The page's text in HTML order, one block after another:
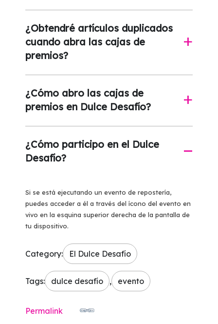
a
¿Obtendré artículos duplicados
cuando abra las cajas de
premios?
a
¿Cómo abro las cajas de
premios en Dulce Desafío?
A
¿Cómo participo en el Dulce
Desafío?
Si se está ejecutando un evento de repostería,
puedes acceder a él a través del ícono del evento en
vivo en la esquina superior derecha de la pantalla de
tu dispositivo.
Category: El Dulce Desafío
Tags: dulce desafío , evento
Permalink